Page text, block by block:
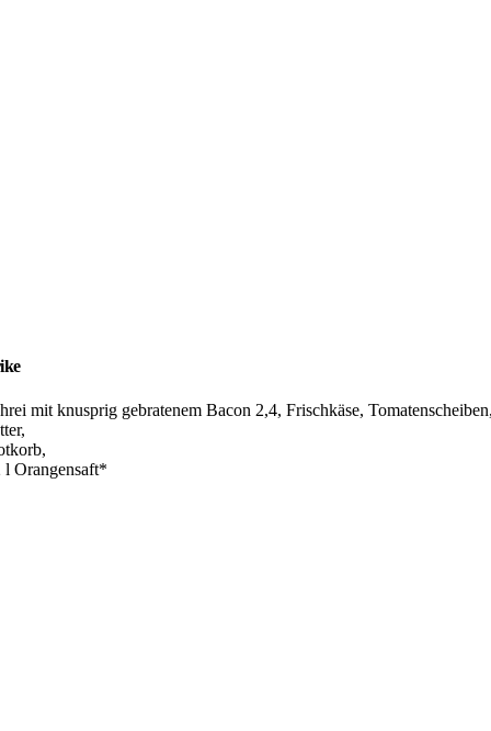
mit knusprig gebratenem Bacon 2,4, Frischkäse,
l Orangensaft*